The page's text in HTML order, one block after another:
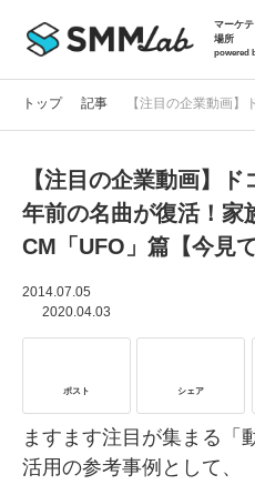
マーケ
場所
powered
記
タグか
お役立
サービ
トップ 記事 【注目の企業動画
【注目の企業動画】
年前の名曲が復活！家
CM「UFO」篇【今見
2014.07.05
2020.04.03
ポスト シェア
ますます注目が集まる「
活用の参考事例として、